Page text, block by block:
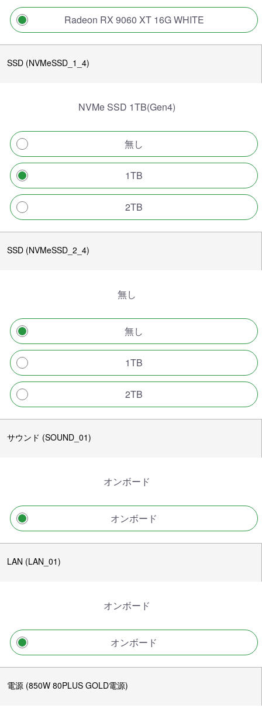
Radeon RX 9060 XT 16G WHITE
SSD (NVMeSSD_1_4)
NVMe SSD 1TB(Gen4)
無し
1TB
2TB
SSD (NVMeSSD_2_4)
無し
無し
1TB
2TB
サウンド (SOUND_01)
オンボード
オンボード
LAN (LAN_01)
オンボード
オンボード
電源 (850W 80PLUS GOLD電源)